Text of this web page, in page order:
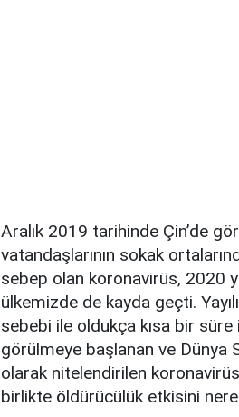
Aralık 2019 tarihinde Çin’de
vatandaşlarının sokak
sebep olan koronavirüs, 2020
ülkemizde de kayda geçti.
sebebi ile oldukça kısa bir
görülmeye başlanan ve Dünya
olarak nitelendirilen koronavirüs
birlikte öldürücülük etkisini